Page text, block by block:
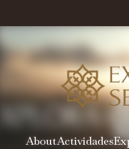
AboutActividades